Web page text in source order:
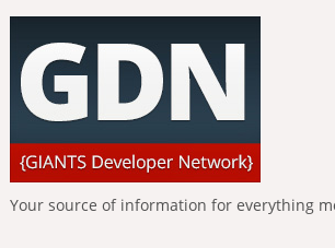
Your source of information for everything